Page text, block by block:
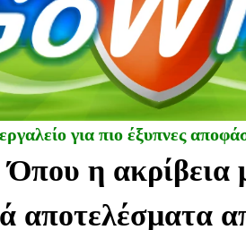
για πιο έξυπνες
Όπου η ακρίβεια
αποτελέσματα